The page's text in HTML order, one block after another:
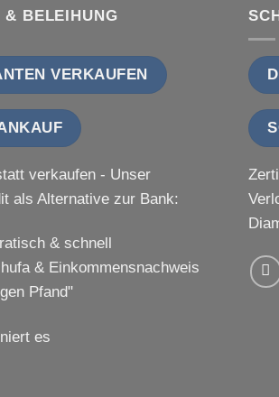
& BELEIHUNG
VERKAUFEN
verkaufen - Unser
als Alternative zur Bank:
& schnell
& Einkommensnachweis
Pfand"
es